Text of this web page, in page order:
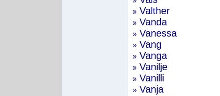
» Valther
» Vanda
» Vanessa
» Vang
» Vanga
» Vanilje
» Vanilli
» Vanja